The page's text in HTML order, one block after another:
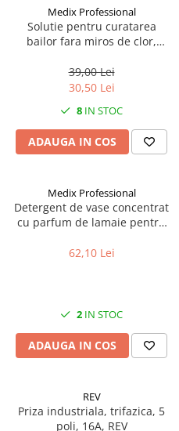
Medix Professional
Solutie pentru curatarea
bailor fara miros de clor,
800 ML, Medix Professional
39,00 Lei
30,50 Lei
8 IN STOC
ADAUGA IN COS
Medix Professional
Detergent de vase concentrat
cu parfum de lamaie pentru
ingredient antibacterian, 5
62,10 Lei
2 IN STOC
ADAUGA IN COS
REV
Priza industriala, trifazica, 5
poli, 16A, REV